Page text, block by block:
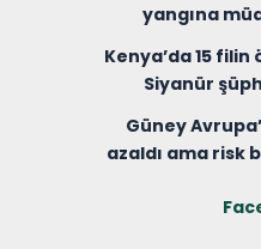
yangına
Kenya’da 15 filin
Siyanür
Güney
azaldı ama risk